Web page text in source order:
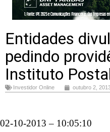
Entidades
pedindo
Instituto
Investidor Online outubro 2,
02-10-2013 – 10:05:10